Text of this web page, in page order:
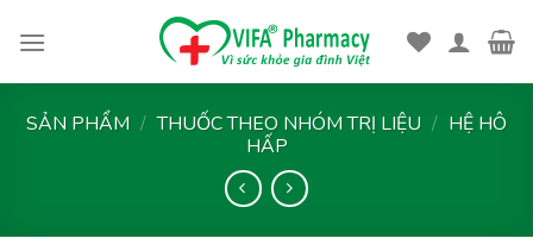
SẢN PHẨM / THUỐC THEO NHÓM TRỊ LIỆU / HỆ HÔ
HẤP